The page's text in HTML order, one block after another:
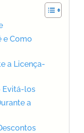
e Como
a Licença-
Evitá-los
a